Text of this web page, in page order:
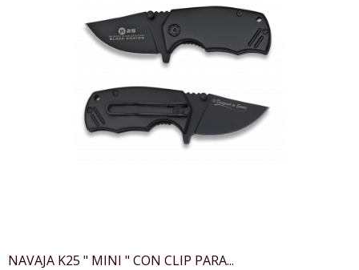
NAVAJA K25 " MINI " CON CLIP PARA...